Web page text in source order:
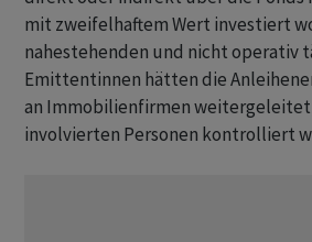
mit zweifelhaftem Wert investiert
nahestehenden und nicht operativ
Emittentinnen hätten die
an Immobilienfirmen
involvierten Personen kontrolliert